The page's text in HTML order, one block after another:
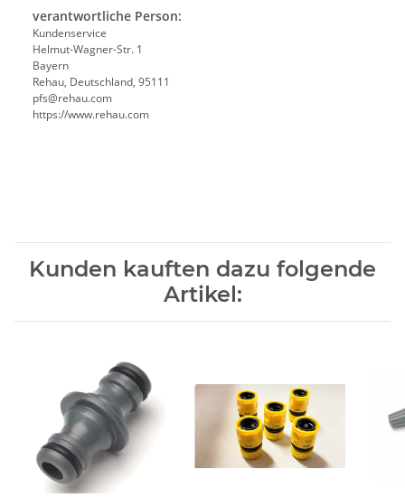
verantwortliche Person:
Kundenservice
Helmut-Wagner-Str. 1
Bayern
Rehau, Deutschland, 95111
pfs@rehau.com
https://www.rehau.com
Kunden kauften dazu folgende
Artikel: